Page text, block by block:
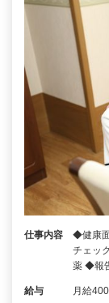
仕事内容
◆健康
チェッ
薬 ◆報
給与 月給